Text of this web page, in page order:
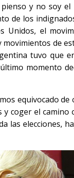
y no soy el
de los
Unidos, el
movimientos de
tuvo que
momento
equivocado de
coger el camino
las elecciones,